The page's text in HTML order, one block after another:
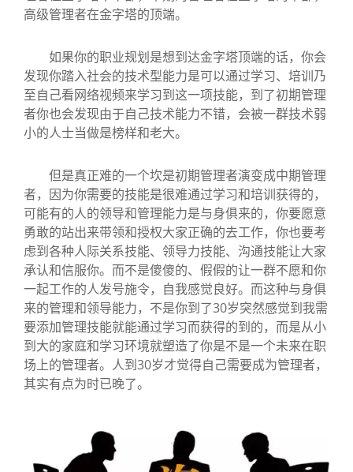
高级管理者在金字塔的顶端。
如果你的职业规划是想到达金字塔顶端的话，你会
发现你踏入社会的技术型能力是可以通过学习、培训乃
至自己看网络视频来学习到这一项技能，到了初期管理
者你也会发现由于自己技术能力不错，会被一群技术弱
小的人士当做是榜样和老大。
但是真正难的一个坎是初期管理者演变成中期管理
者，因为你需要的技能是很难通过学习和培训获得的，
可能有的人的领导和管理能力是与身俱来的，你要愿意
勇敢的站出来带领和授权大家正确的去工作，你也要考
虑到各种人际关系技能、领导力技能、沟通技能让大家
承认和信服你。而不是傻傻的、假假的让一群不愿和你
一起工作的人发号施令，自我感觉良好。而这种与身俱
来的管理和领导能力，不是你到了30岁突然感觉到我需
要添加管理技能就能通过学习而获得的到的，而是从小
到大的家庭和学习环境就塑造了你是不是一个未来在职
场上的管理者。人到30岁才觉得自己需要成为管理者，
其实有点为时已晚了。